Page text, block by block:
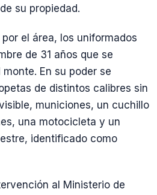
su propiedad.
el área, los uniformados
de 31 años que se
En su poder se
de distintos calibres sin
municiones, un cuchillo
una motocicleta y un
identificado como
al Ministerio de